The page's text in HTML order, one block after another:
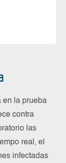
en la prueba
contra
las
real, el
infectadas